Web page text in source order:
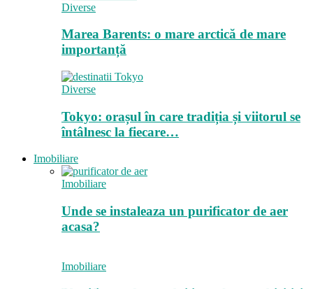
Diverse
Marea Barents: o mare arctică de mare
importanță
Diverse
Tokyo: orașul în care tradiția și viitorul se
întâlnesc la fiecare…
Imobiliare
Imobiliare
Unde se instaleaza un purificator de aer
acasa?
Imobiliare